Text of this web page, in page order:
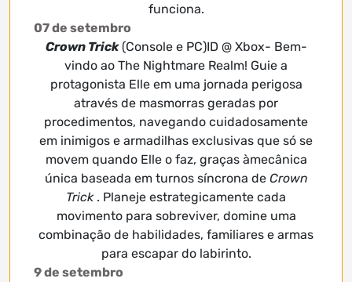
funciona.
07 de setembro
Crown Trick(Console e PC)ID @ Xbox- Bem-
vindo ao The Nightmare Realm! Guie a
protagonista Elle em uma jornada perigosa
através de masmorras geradas por
procedimentos, navegando cuidadosamente
em inimigos e armadilhas exclusivas que só se
movem quando Elle o faz, graças àmecânica
única baseada em turnos síncrona deCrown
Trick . Planeje estrategicamente cada
movimento para sobreviver, domine uma
combinação de habilidades, familiares e armas
para escapar do labirinto.
9 de setembro